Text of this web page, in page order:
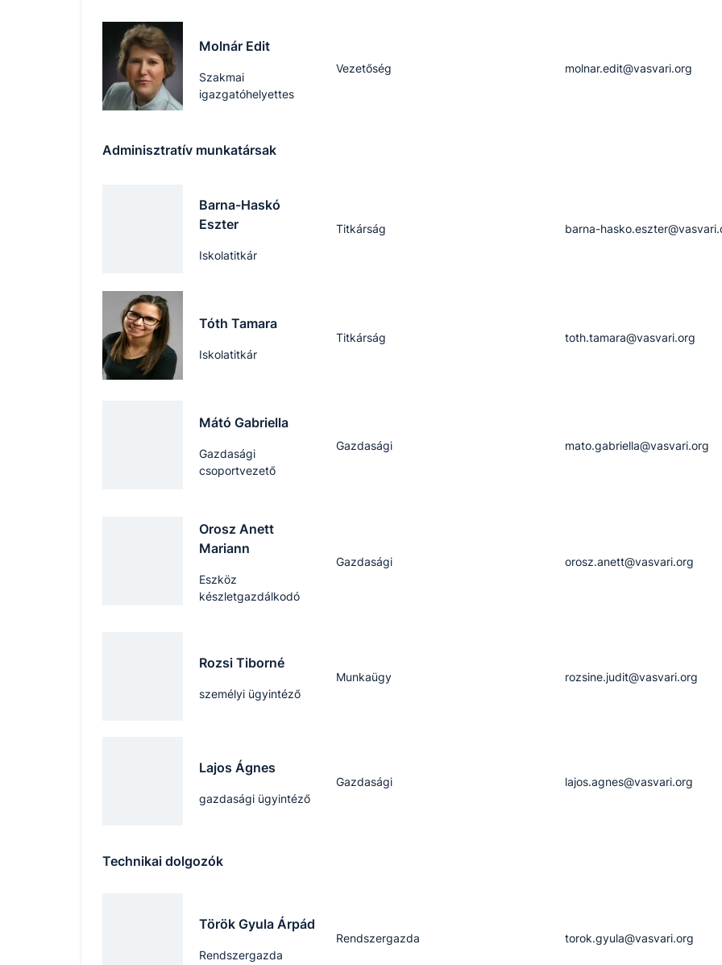
Molnár Edit
Szakmai
igazgatóhelyettes
Vezetőség molnar.edit@vasvari.org
Adminisztratív munkatársak
Barna-Haskó
Eszter
Iskolatitkár
Titkárság barna-
Tóth Tamara
Iskolatitkár
Titkárság toth.tamara@vasvari.org
Mátó Gabriella
Gazdasági
csoportvezető
Gazdasági mato.gabriella@vasvari.org
Orosz Anett
Mariann
Eszköz
készletgazdálkodó
Gazdasági orosz.anett@vasvari.org
Rozsi Tiborné
személyi ügyintéző
Munkaügy rozsine.judit@vasvari.org
Lajos Ágnes
gazdasági ügyintéző
Gazdasági lajos.agnes@vasvari.org
Technikai dolgozók
Török Gyula Árpád
Rendszergazda
Rendszergazda torok.gyula@vasvari.org